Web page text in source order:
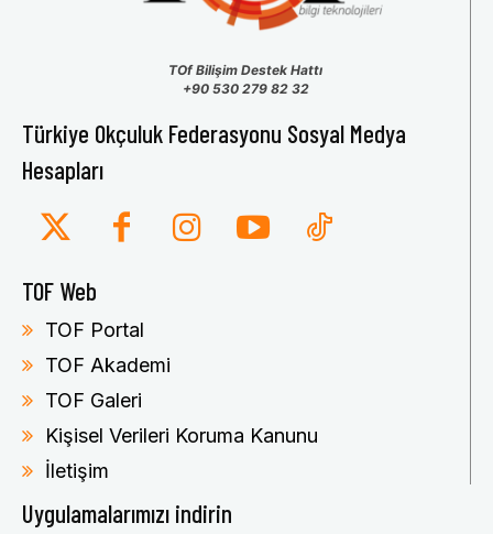
TOf Bilişim Destek Hattı
+90 530 279 82 32
Türkiye Okçuluk Federasyonu Sosyal Medya
Hesapları
TOF Web
TOF Portal
TOF Akademi
TOF Galeri
Kişisel Verileri Koruma Kanunu
İletişim
Uygulamalarımızı indirin